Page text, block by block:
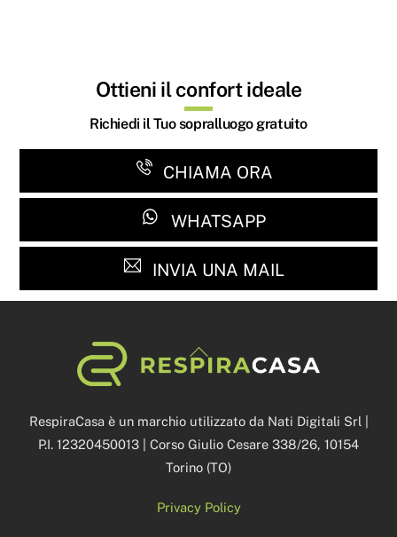
Ottieni il confort ideale
Richiedi il Tuo sopralluogo gratuito
CHIAMA ORA
WHATSAPP
INVIA UNA MAIL
Back
To
RespiraCasa è un marchio utilizzato da Nati Digitali Srl |
P.I. 12320450013 | Corso Giulio Cesare 338/26, 10154
Torino (TO)
Privacy Policy